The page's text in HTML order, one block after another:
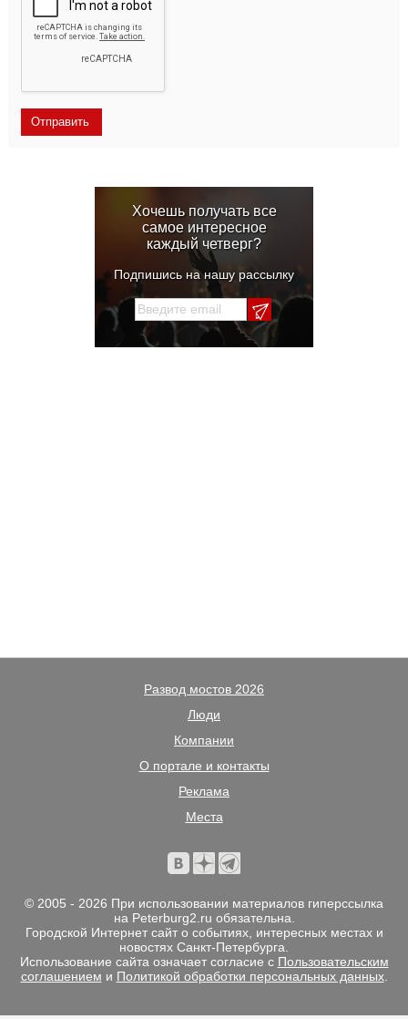
Хочешь получать все
самое интересное
каждый четверг?
Подпишись на нашу рассылку
Развод мостов 2026
Люди
Компании
О портале и контакты
Реклама
Места
© 2005 - 2026 При использовании материалов гиперссылка
на Peterburg2.ru обязательна.
Городской Интернет сайт о событиях, интересных местах и
новостях Санкт-Петербурга.
Использование сайта означает согласие с Пользовательским
соглашением и Политикой обработки персональных данных.